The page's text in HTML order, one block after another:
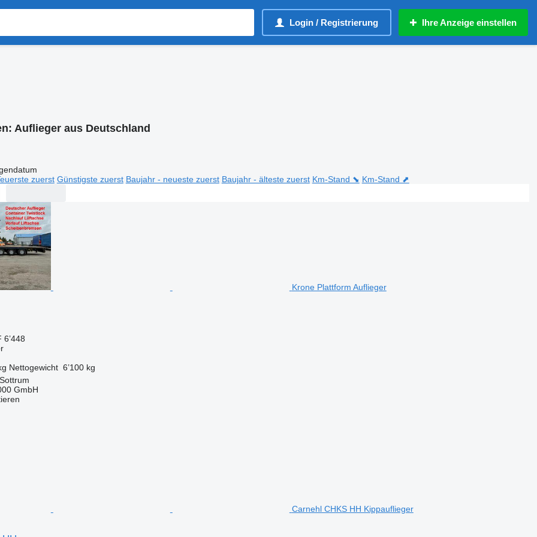
Login / Registrierung Ihre Anzeige einstellen
Auflieger aus Deutschland
zuerst Günstigste zuerst Baujahr - neueste zuerst Baujahr - älteste zuerst Km-Stand ⬊ Km-Stand ⬈
Krone Plattform Auflieger
6’448
Nettogewicht 6’100 kg
GmbH
Carnehl CHKS HH Kippauflieger